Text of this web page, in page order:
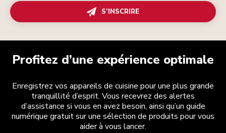
S’INSCRIRE
Profitez d’une expérience optimale
Enregistrez vos appareils de cuisine pour une plus grande
tranquillité d’esprit. Vous recevrez des alertes
d’assistance si vous en avez besoin, ainsi qu’un guide
numérique gratuit sur une sélection de produits pour vous
aider à vous lancer.